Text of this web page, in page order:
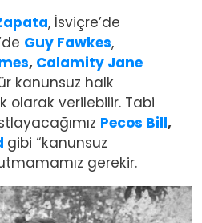
, İsviçre’de
Guy Fawkes,
, Calamity Jane
kanunsuz halk
olarak verilebilir. Tabi
Pecos Bill,
gibi “kanunsuz
gerekir.